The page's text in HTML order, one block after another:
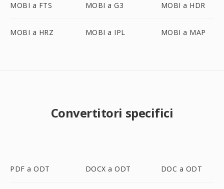
MOBI a FTS MOBI a G3 MOBI a HDR
MOBI a HRZ MOBI a IPL MOBI a MAP
Convertitori specifici
PDF a ODT DOCX a ODT DOC a ODT